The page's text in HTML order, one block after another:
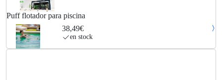
Puff flotador para piscina
38,49€
en stock